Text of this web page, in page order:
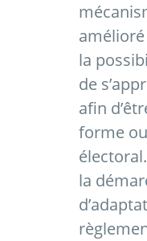
la
de
afin
forme
la